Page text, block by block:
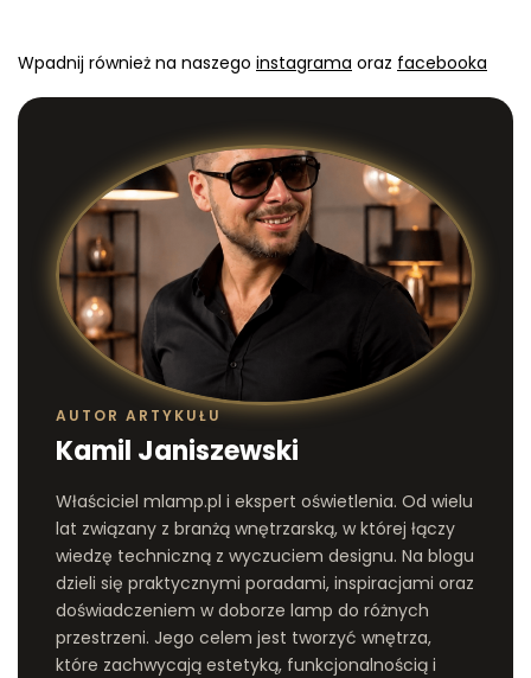
Wpadnij również na naszego instagrama oraz facebooka
AUTOR ARTYKUŁU
Kamil Janiszewski
Właściciel mlamp.pl i ekspert oświetlenia. Od wielu
lat związany z branżą wnętrzarską, w której łączy
wiedzę techniczną z wyczuciem designu. Na blogu
dzieli się praktycznymi poradami, inspiracjami oraz
doświadczeniem w doborze lamp do różnych
przestrzeni. Jego celem jest tworzyć wnętrza,
które zachwycają estetyką, funkcjonalnością i